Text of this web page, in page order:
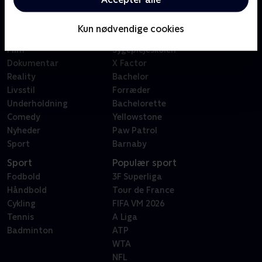
Kun nødvendige cookies
Kategorier
Film
Dokumentar
Reality
Livsstil
Underholdning
Comedy
Nyheder
Sport
Badehotellet
Sygeplejeskolen
X Factor
Bachelor
Forræder
Bachelorette
Yellowstone
Paw Patrol
Barnaby
Sport
Fodbold
Håndbold
Cykling
Tennis
Badminton
Populær sport
3F Superliga
Tour de France
FIFA VM 2026
A Liga
ATP
WTA
NFL